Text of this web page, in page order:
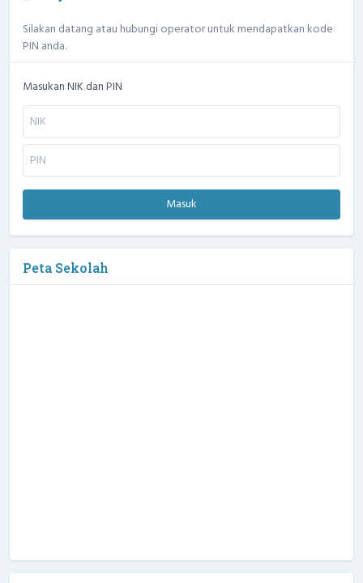
Silakan datang atau hubungi operator untuk mendapatkan kode
PIN anda.
Masukan NIK dan PIN
Masuk
Peta Sekolah